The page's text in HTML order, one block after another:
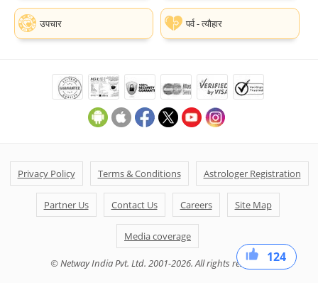
124
47
36
41
उपचार पर्व - त्यौहार
Privacy Policy Terms & Conditions Astrologer Registration
Partner Us Contact Us Careers Site Map
Media coverage
© Netway India Pvt. Ltd. 2001-2026. All rights reserved.